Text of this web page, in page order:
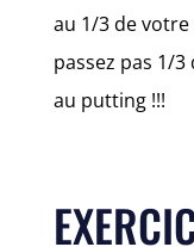
au 1/3 de
passez pas 1/
au putting !!!